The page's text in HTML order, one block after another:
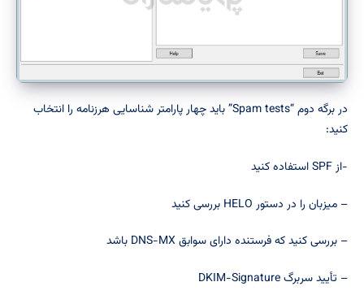
در برگه دوم “Spam tests” باید چهار پارامتر شناسایی هرزنامه را انتخاب
کنید:
-از SPF استفاده کنید
– میزبان را در دستور HELO بررسی کنید
– بررسی کنید که فرستنده دارای سوابق DNS-MX باشد
– تأیید سربرگ DKIM-Signature